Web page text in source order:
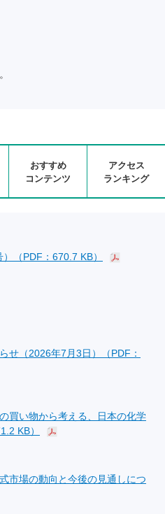
おすすめ
コンテンツ
アクセス
ランキング
（PDF：670.7 KB）
せ（2026年7月3日）（PDF：
買い物から考える、日本の化学
KB）
市場の動向と今後の見通しにつ